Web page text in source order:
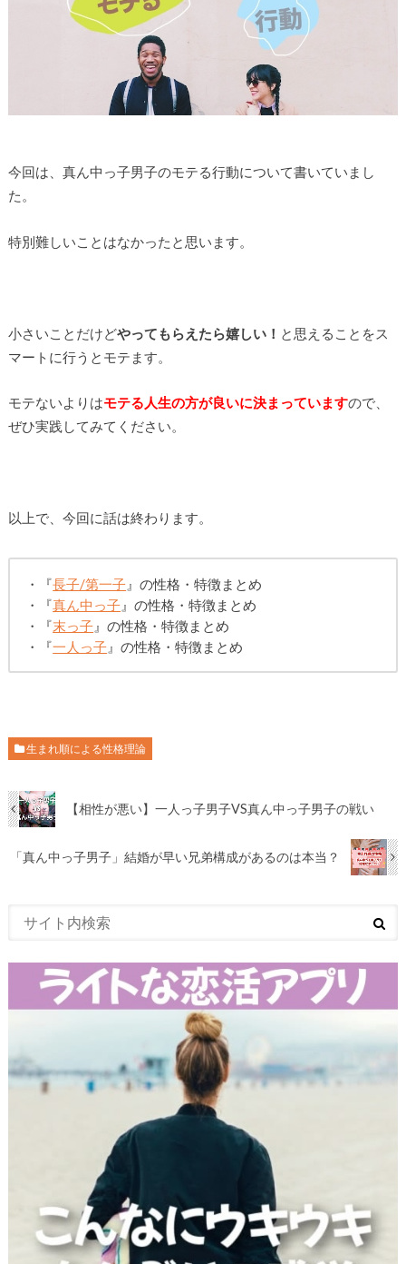
今回は、真ん中っ子男子のモテる行動について書いていまし
た。
特別難しいことはなかったと思います。
小さいことだけどやってもらえたら嬉しい！ と思えることをス
マートに行うとモテます。
モテないよりはモテる人生の方が良いに決まっていますので、
ぜひ実践してみてください。
以上で、今回に話は終わります。
・『長子/第一子 』の性格・特徴まとめ
・『真ん中っ子 』の性格・特徴まとめ
・『末っ子 』の性格・特徴まとめ
・『一人っ子 』の性格・特徴まとめ
生まれ順による性格理論
【相性が悪い】一人っ子男子VS真ん中っ子男子の戦い
「真ん中っ子男子」結婚が早い兄弟構成があるのは本当？